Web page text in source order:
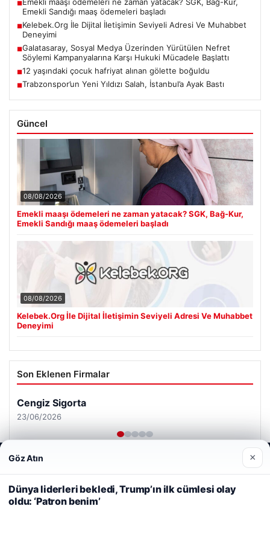
■
Emekli Sandığı maaş ödemeleri başladı
■Kelebek.Org İle Dijital İletişimin Seviyeli Adresi Ve Muhabbet
Deneyimi
■Galatasaray, Sosyal Medya Üzerinden Yürütülen Nefret
Söylemi Kampanyalarına Karşı Hukuki Mücadele Başlattı
■12 yaşındaki çocuk hafriyat alınan gölette boğuldu
■Trabzonspor’un Yeni Yıldızı Salah, İstanbul’a Ayak Bastı
Güncel
08/08/2026
Emekli maaşı ödemeleri ne zaman yatacak? SGK, Bağ-Kur,
Emekli Sandığı maaş ödemeleri başladı
08/08/2026
Kelebek.Org İle Dijital İletişimin Seviyeli Adresi Ve Muhabbet
Deneyimi
Son Eklenen Firmalar
Cengiz Sigorta
23/06/2026
Web sitemizi nasıl kullandığınızı daha iyi anlayabilmek,
deneyiminizi kişiselleştirmek ve geliştirmek amacıyla çerezler
kullanıyoruz. Çerez Politikamız
Reddet Kabul Et
Göz Atın ×
Dünya liderleri bekledi, Trump’ın ilk cümlesi olay
oldu: ‘Patron benim’